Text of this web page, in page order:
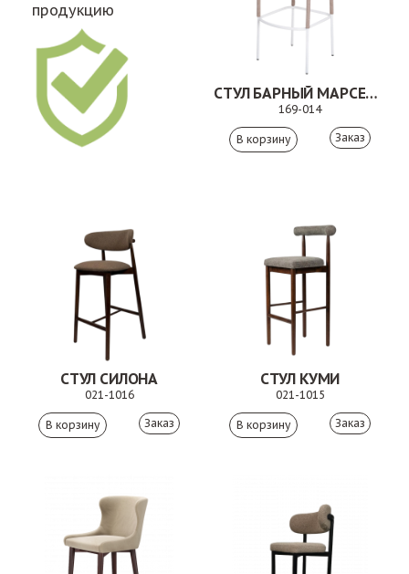
продукцию
СТУЛ БАРНЫЙ МАРСЕЛЬ БЕЖЕВЫЙ
169-014
Заказ
СТУЛ СИЛОНА
021-1016
Заказ
СТУЛ КУМИ
021-1015
Заказ